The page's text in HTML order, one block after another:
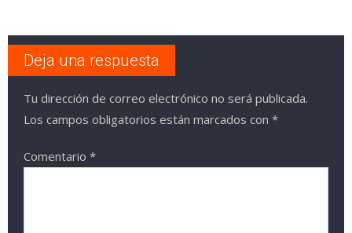
Deja una respuesta
Tu dirección de correo electrónico no será publicada.
Los campos obligatorios están marcados con *
Comentario *